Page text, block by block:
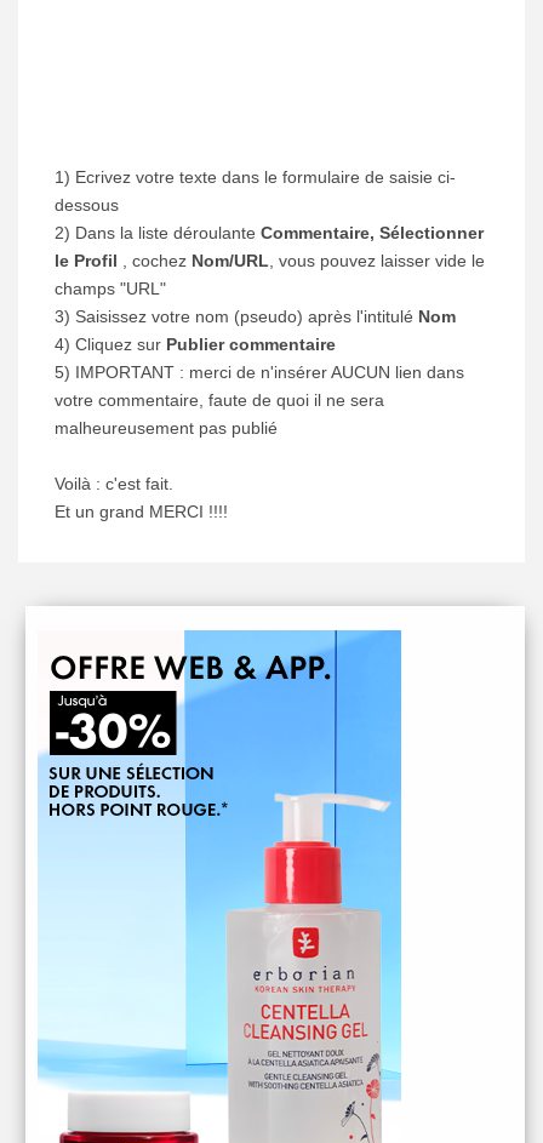
1) Ecrivez votre texte dans le formulaire de saisie ci-
dessous
2) Dans la liste déroulante Commentaire, Sélectionner
le Profil
, cochez Nom/URL , vous pouvez laisser vide le
champs "URL"
3) Saisissez votre nom (pseudo) après l'intitulé Nom
4) Cliquez sur Publier commentaire
5) IMPORTANT : merci de n'insérer AUCUN lien dans
votre commentaire, faute de quoi il ne sera
malheureusement pas publié
Voilà : c'est fait.
Et un grand MERCI !!!!